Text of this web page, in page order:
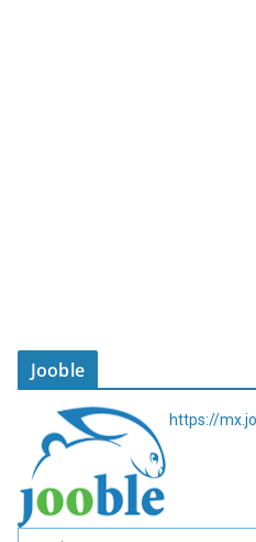
Jooble
https://